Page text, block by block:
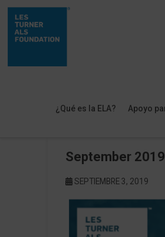
¿Qué es la ELA? Apoyo
September
SEPTIEMBRE 3, 2019